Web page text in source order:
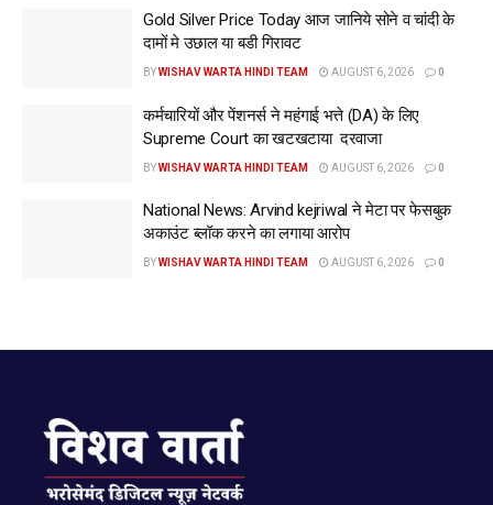
Gold Silver Price Today आज जानिये सोने व चांदी के
दामों मे उछाल या बडी गिरावट
BYWISHAV WARTA HINDI TEAM AUGUST 6, 2026 0
कर्मचारियों और पेंशनर्स ने महंगाई भत्ते (DA) के लिए
Supreme Court का खटखटाया दरवाजा
BYWISHAV WARTA HINDI TEAM AUGUST 6, 2026 0
National News: Arvind kejriwal ने मेटा पर फेसबुक
अकाउंट ब्लॉक करने का लगाया आरोप
BYWISHAV WARTA HINDI TEAM AUGUST 6, 2026 0